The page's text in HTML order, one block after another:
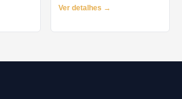
Ver detalhes →